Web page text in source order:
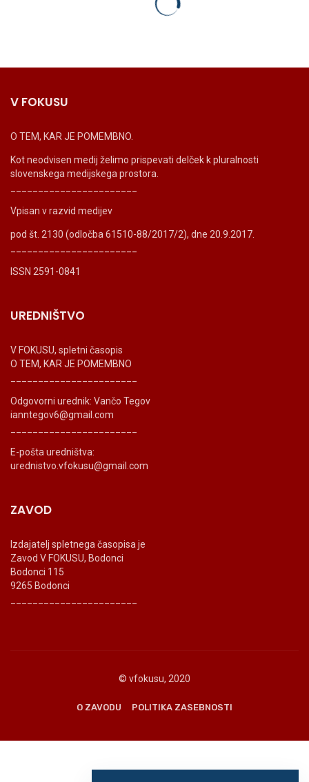
V FOKUSU
O TEM, KAR JE POMEMBNO.
Kot neodvisen medij želimo prispevati delček k pluralnosti
slovenskega medijskega prostora.
Vpisan v razvid medijev
pod št. 2130 (odločba 61510-88/2017/2), dne 20.9.2017.
ISSN 2591-0841
UREDNIŠTVO
V FOKUSU, spletni časopis
O TEM, KAR JE POMEMBNO
Odgovorni urednik: Vančo Tegov
ianntegov6@gmail.com
E-pošta uredništva:
urednistvo.vfokusu@gmail.com
ZAVOD
Izdajatelj spletnega časopisa je
Zavod V FOKUSU, Bodonci
Bodonci 115
9265 Bodonci
© vfokusu, 2020
O ZAVODU POLITIKA ZASEBNOSTI